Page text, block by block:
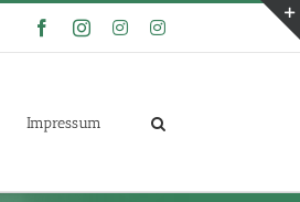
FacebookInstagramInstagramInstagram
Impressum